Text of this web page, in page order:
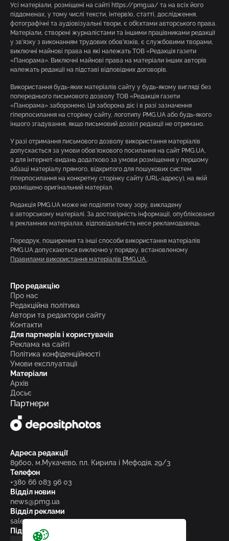
Усі матеріали, розміщені на сайті https://pmg.ua/ та на всіх його
піддоменах, у тому числі тексти, інтерв’ю, статті, дослідження,
фотографічні та аудіовізуальні твори, є об’єктами авторського права.
Матеріали, створені журналістами та іншими працівниками редакції
у зв’язку з виконанням трудових обов’язків, є службовими творами,
виключні майнові права на які належать ТОВ «Редакція газети
«Панорама». Виключні майнові права на матеріали інших авторів
належать редакції на підставі відповідних договорів.
Використання будь-яких матеріалів сайту у будь-якому вигляді без
попереднього письмового дозволу ТОВ «Редакція газети
«Панорама» заборонено. Ця заборона діє і в разі зазначення
гіперпосилання на сторінку сайту, логотипу PMG.UA або будь-якого
іншого згадування, якщо письмовий дозвіл редакції не отримано.
У разі отримання письмового дозволу використання матеріалів
допускається за умови обов’язкового посилання на сайт PMG.UA,
а для інтернет-видань додатково за умови розміщення у першому
абзаці матеріалу прямого, відкритого для пошукових систем
гіперпосилання на конкретну сторінку сайту (URL-адресу), на якій
розміщено оригінальний матеріал.
Редакція PMG.UA може не поділяти точку зору, викладену
в авторському матеріалі. За достовірність інформації, опублікованої
в рекламних матеріалах, відповідальність несе рекламодавець.
Передрук, поширення та інші способи використання матеріалів
PMG.UA допускаються виключно у порядку, встановленому
Правилами використання матеріалів PMG.UA .
Про редакцію
Про нас
Редакційна політика
Автори та редактори сайту
Контакти
Для партнерів і користувачів
Реклама на сайті
Політика конфіденційності
Умови експлуатації
Матеріали
Архів
Досьє
Партнери
Адреса редакції
89600, м.Мукачево, пл. Кирила і Мефодія, 29/3
Телефон
+380 66 083 96 03
Відділ новин
news@pmg.ua
Відділ реклами
sales@pmg.ua
Підписуйтесь на нас у соціальних мережах